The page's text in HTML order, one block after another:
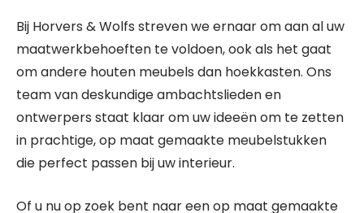
Bij Horvers & Wolfs streven we ernaar om aan al uw
maatwerkbehoeften te voldoen, ook als het gaat
om andere houten meubels dan hoekkasten. Ons
team van deskundige ambachtslieden en
ontwerpers staat klaar om uw ideeën om te zetten
in prachtige, op maat gemaakte meubelstukken
die perfect passen bij uw interieur.
Of u nu op zoek bent naar een op maat gemaakte